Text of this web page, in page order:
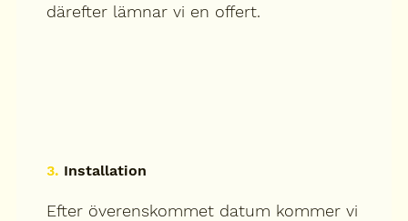
därefter lämnar vi en offert.
3. Installation
Efter överenskommet datum kommer vi